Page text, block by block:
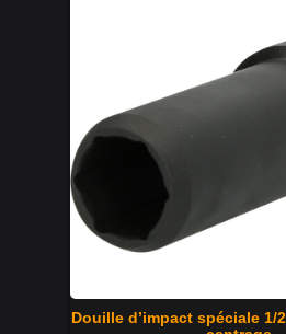
Douille d’impact spéciale 1/